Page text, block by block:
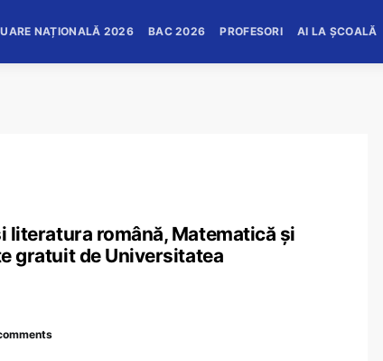
NAȚIONALĂ 2026 BAC 2026 PROFESORI AI LA ȘCOALĂ
literatura română, Matematică și
gratuit de Universitatea